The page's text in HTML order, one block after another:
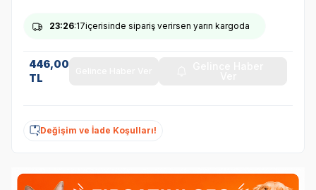
23:26:17içerisinde sipariş verirsen yarın kargoda
446,00
TL
Değişim ve İade Koşulları!